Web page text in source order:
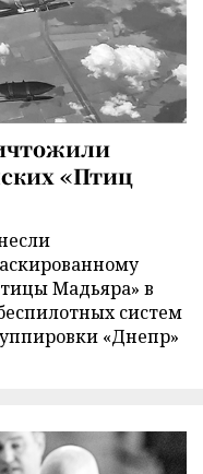
«Птиц
Мадьяра» в
систем
«Днепр»